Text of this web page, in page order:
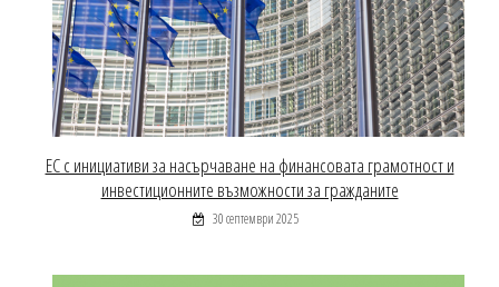
ЕС с инициативи за насърчаване на финансовата грамотност и
инвестиционните възможности за гражданите
30 септември 2025